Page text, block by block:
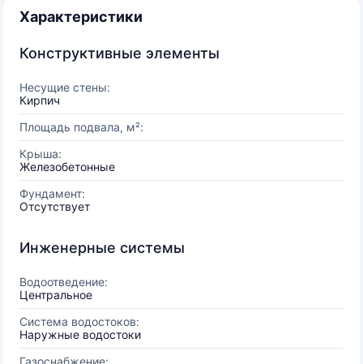
Характеристики
Конструктивные элементы
Несущие стены:
Кирпич
Площадь подвала, м²:
Крыша:
Железобетонные
Фундамент:
Отсутствует
Инженерные системы
Водоотведение:
Центральное
Система водостоков:
Наружные водостоки
Газоснабжение: